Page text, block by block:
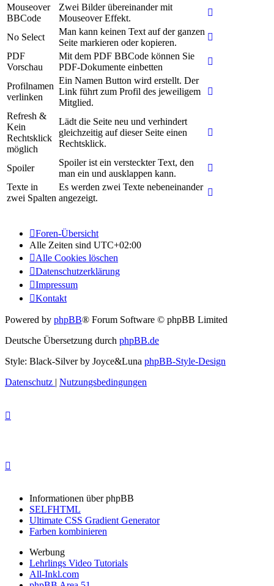
Mouseover
BBCode
Zwei Bilder übereinander mit
Mouseover Effekt.
No Select
Man kann keinen Text auf der ganzen
Seite markieren oder kopieren.
PDF
Vorschau
Mit dem PDF BBCode können Sie
PDF-Dokumente einbetten
Profilnamen
verlinken
Ein Namen Button wird erstellt. Der
Link führt zum Profil des jeweiligem
Mitglied.
Refresh &
Kein
Rechtsklick
möglich
Lädt die Seite neu und verhindert
gleichzeitig auf dieser Seite einen
Rechtsklick.
Spoiler
Spoiler ist ein versteckter Text, den
man ein und ausklappen kann.
Texte in
zwei Spalten
Es werden zwei Texte nebeneinander
angezeigt.
Foren-Übersicht
Alle Zeiten sind UTC+02:00
Alle Cookies löschen
Datenschutzerklärung
Impressum
Kontakt
Powered by phpBB® Forum Software © phpBB Limited
Deutsche Übersetzung durch phpBB.de
Style: Black-Silver by Joyce&Luna phpBB-Style-Design
Datenschutz | Nutzungsbedingungen
Informationen über phpBB
SELFHTML
Ultimate CSS Gradient Generator
Farben kombinieren
Werbung
Lehrlings Video Tutorials
All-Inkl.com